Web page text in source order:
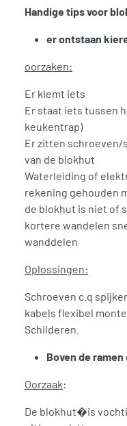
Handige tips voor
er ontstaan
oorzaken:
Er klemt iets
Er staat iets tussen
keukentrap)
Er zitten schroeven/
van de blokhut
Waterleiding of
rekening gehouden
de blokhut is niet of
kortere wandelen
wanddelen
Oplossingen:
Schroeven c.q
kabels flexibel
Schilderen.
Boven de
Oorzaak:
De blokhut�is